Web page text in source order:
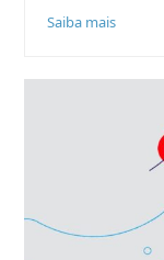
Saiba mais